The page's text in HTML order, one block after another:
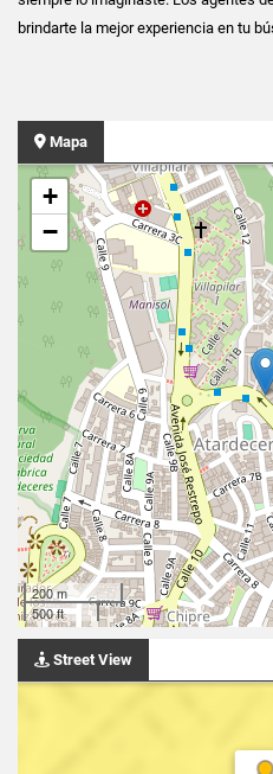
brindarte la mejor experiencia en tu
Mapa
+
−
200 m
500 ft
Street View